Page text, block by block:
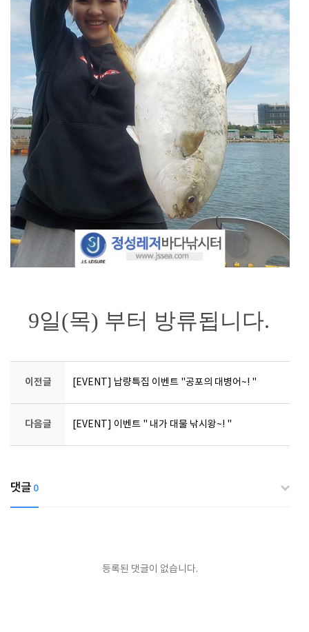
9일(목) 부터 방류됩니다.
이전글 [EVENT] 납량특집 이벤트 "공포의 대병어~! "
다음글 [EVENT] 이벤트 " 내가 대물 낚시왕~! "
댓글 0
등록된 댓글이 없습니다.